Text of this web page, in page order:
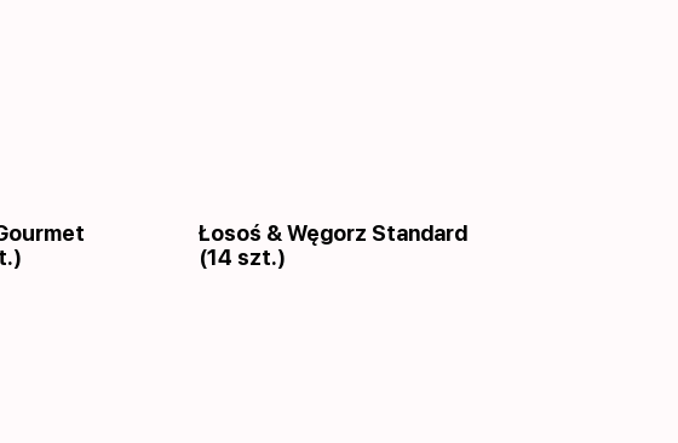
Łosoś & Węgorz Standard
(14 szt.)